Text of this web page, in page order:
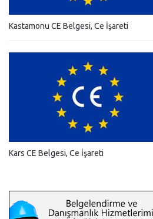
Kastamonu CE Belgesi, Ce İşareti
Kars CE Belgesi, Ce İşareti